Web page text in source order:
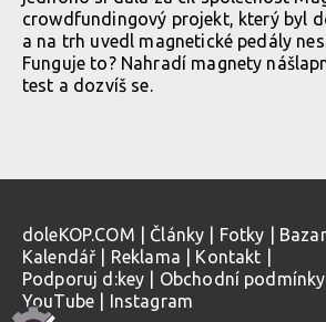
crowdfundingový projekt, který byl
a na trh uvedl magnetické pedály
Funguje to? Nahradí magnety
test a dozvíš se.
doleKOP.COM Články Fotky Bazar
Kalendář
Reklama Kontakt
Podporuj d:key
Obchodní podmínky
YouTube
Instagram